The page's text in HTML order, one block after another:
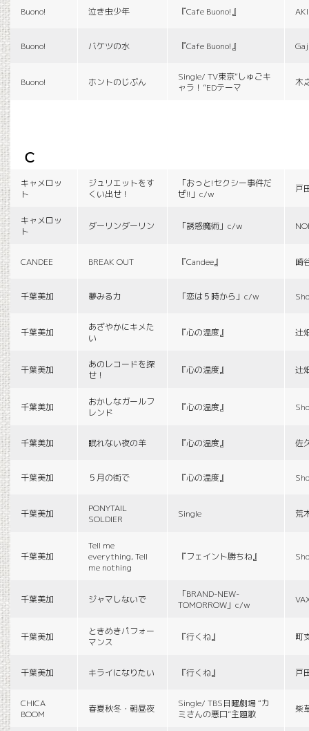
Buono! 泣き虫少年 『Cafe Buono!』
Buono! バケツの水 『Cafe Buono!』
Buono! ホントのじぶん
Single/ TV東京“しゅごキ
ャラ！”EDテーマ
木
c
キャメロッ
ト
ジュリエットをす
くい出せ！
「おっと!セクシー事件だ
ぜ!!」c/w
戸
キャメロッ
ト
ダーリンダーリン 「誘惑魔術」c/w
CANDEE BREAK OUT 『Candee』 崎
千葉美加 夢みる力 「恋は５時から」c/w
千葉美加
あざやかにキメた
い
『心の温度』 辻
千葉美加
あのレコードを探
せ！
『心の温度』 辻
千葉美加
おかしなガールフ
レンド
『心の温度』
千葉美加 眠れない夜の羊 『心の温度』 佐
千葉美加 ５月の街で 『心の温度』
千葉美加
PONYTAIL
SOLDIER
Single 荒
千葉美加
Tell me
everything, Tell
me nothing
『フェイント勝ちね』
千葉美加 ジャマしないで
「BRAND-NEW-
TOMORROW」c/w
千葉美加
ときめきパフォー
マンス
『行くね』 町
千葉美加 キライになりたい 『行くね』 戸
CHICA
BOOM
春夏秋冬・朝昼夜
Single/ TBS日曜劇場 “カ
ミさんの悪口”主題歌
柴